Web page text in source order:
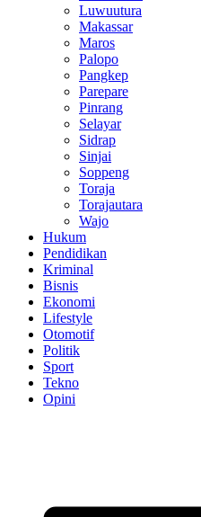
Luwuutura
Makassar
Maros
Palopo
Pangkep
Parepare
Pinrang
Selayar
Sidrap
Sinjai
Soppeng
Toraja
Torajautara
Wajo
Hukum
Pendidikan
Kriminal
Bisnis
Ekonomi
Lifestyle
Otomotif
Politik
Sport
Tekno
Opini